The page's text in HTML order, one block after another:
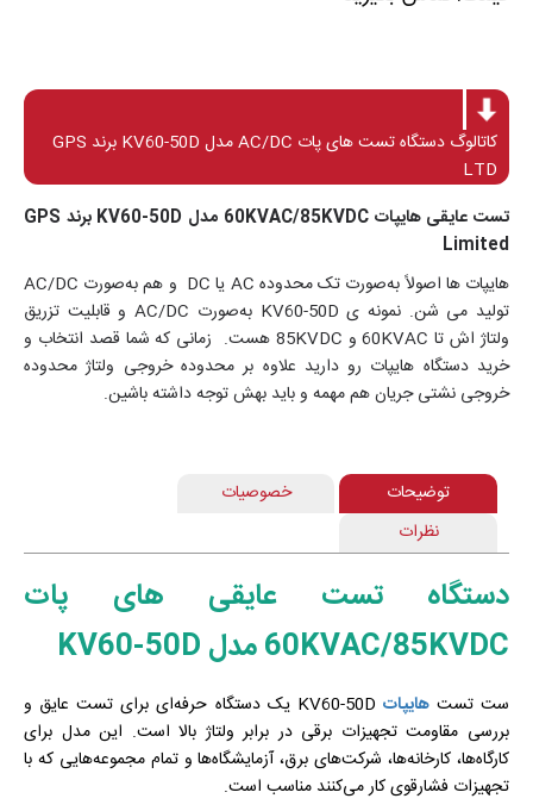
تست عایقی هایپات 60KVAC/85KVDC مدل KV60-50D برند GPS
Limited
هایپات ها اصولاً به‌صورت تک محدوده AC یا DC و هم به‌صورت AC/DC
تولید می شن. نمونه‌ ی KV60-50D به‌صورت AC/DC و قابلیت تزریق
ولتاژ اش تا 60KVAC و 85KVDC هست. زمانی که شما قصد انتخاب و
خرید دستگاه هایپات رو دارید علاوه بر محدوده خروجی ولتاژ محدوده
خروجی نشتی جریان هم مهمه و باید بهش توجه داشته باشین.
کاتالوگ دستگاه تست های پات AC/DC مدل KV60-50D برند GPS
LTD
توضیحات
خصوصیات
نظرات
دستگاه تست عایقی های پات
60KVAC/85KVDC مدل KV60-50D
ست تستهایپات
KV60-50D یک دستگاه حرفه‌ای برای تست عایق و
بررسی مقاومت تجهیزات برقی در برابر ولتاژ بالا است. این مدل برای
کارگاه‌ها، کارخانه‌ها، شرکت‌های برق، آزمایشگاه‌ها و تمام مجموعه‌هایی که با
تجهیزات فشارقوی کار می‌کنند مناسب است.